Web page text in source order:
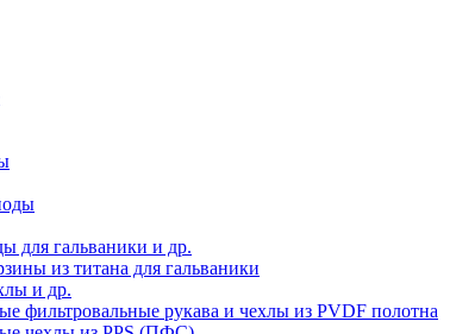
для гальваники и др.
из титана для гальваники
и др.
фильтровальные рукава и чехлы из PVDF полотна